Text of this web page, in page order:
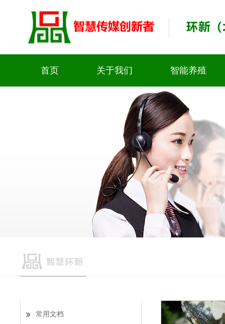
首页 关于我们 智能养殖
常用文档